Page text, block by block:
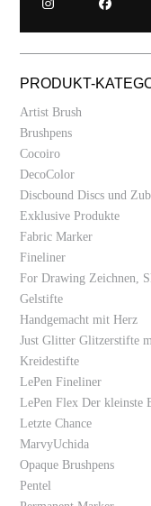
PRODUKT-
Artist Brush
Brushpens
Cocoiro
DecoColor
Discbound Discs und
Exklusive Produkte
Fabric Marker
Fineliner
For Drawing Zeichnen,
Gelstifte
Handgemacht mit Herz
Just Glitter Glitzerstifte
Kreidestifte
LePen Fineliner
LePen Flex Der kleinste
Letzte Chance
MarvyUchida
Opaque Brushpens
Pentel